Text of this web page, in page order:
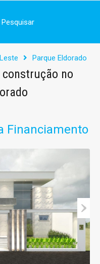
Pesquisar
Parque Eldorado
construção no
Financiamento